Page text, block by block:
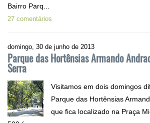
Bairro Parq...
27 comentários
domingo, 30 de junho de 2013
Parque das Hortênsias Armando
Serra
Visitamos em dois domingos
Parque das Hortênsias
que fica localizado na Praça